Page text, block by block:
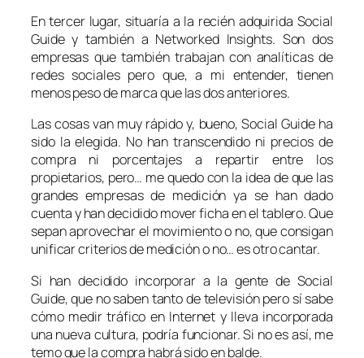
En tercer lugar, situaría a la recién adquirida Social
Guide y también a Networked Insights. Son dos
empresas que también trabajan con analíticas de
redes sociales pero que, a mi entender, tienen
menos peso de marca que las dos anteriores.
Las cosas van muy rápido y, bueno, Social Guide ha
sido la elegida. No han transcendido ni precios de
compra ni porcentajes a repartir entre los
propietarios, pero… me quedo con la idea de que las
grandes empresas de medición ya se han dado
cuenta y han decidido mover ficha en el tablero. Que
sepan aprovechar el movimiento o no, que consigan
unificar criterios de medición o no… es otro cantar.
Si han decidido incorporar a la gente de Social
Guide, que no saben tanto de televisión pero sí sabe
cómo medir tráfico en Internet y lleva incorporada
una nueva cultura, podría funcionar. Si no es así, me
temo que la compra habrá sido en balde.